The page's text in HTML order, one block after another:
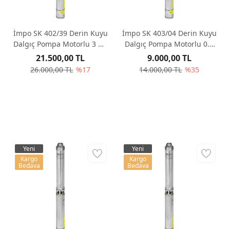
İmpo SK 402/39 Derin Kuyu
Dalgıç Pompa Motorlu 3 Hp
263 mss 3 m³/h - Krom
Başlıklı
26.000,00 TL %17
21.500,00 TL
İmpo SK 403/04 Derin Kuyu
Dalgıç Pompa Motorlu 0.5
Hp 28 mss 4.2 m³/h - Krom
Başlıklı
14.000,00 TL %35
9.000,00 TL
Yeni
Kargo
Bedava
Yeni
Kargo
Bedava